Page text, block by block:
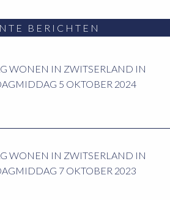
BERICHTEN
WONEN IN ZWITSERLAND IN
5 OKTOBER 2024
WONEN IN ZWITSERLAND IN
7 OKTOBER 2023